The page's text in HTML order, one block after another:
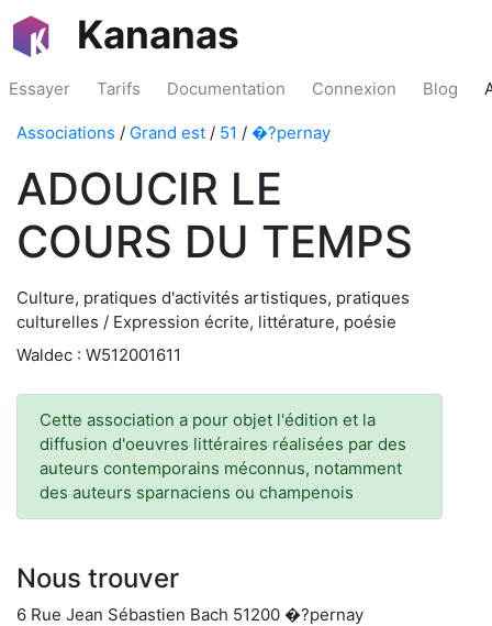
Kananas
Essayer Tarifs Documentation Connexion Blog
Associations / Grand est / 51 / �?pernay
ADOUCIR LE
COURS DU TEMPS
Culture, pratiques d'activités artistiques, pratiques
culturelles / Expression écrite, littérature, poésie
Waldec : W512001611
Cette association a pour objet l'édition et la
diffusion d'oeuvres littéraires réalisées par des
auteurs contemporains méconnus, notamment
des auteurs sparnaciens ou champenois
Nous trouver
6 Rue Jean Sébastien Bach 51200 �?pernay